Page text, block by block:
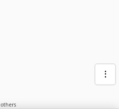
others